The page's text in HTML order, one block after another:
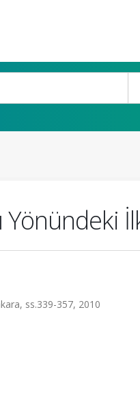
Yönündeki
ss.339-357, 2010